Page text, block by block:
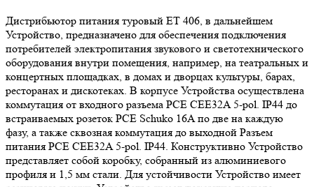
Дистрибьютор питания туровый ET 406, в дальнейшем
Устройство, предназначено для обеспечения подключения
потребителей электропитания звукового и светотехнического
оборудования внутри помещения, например, на театральных и
концертных площадках, в домах и дворцах культуры, барах,
ресторанах и дискотеках. В корпусе Устройства осуществлена
коммутация от входного разъема PCE CEE32A 5-pol. IP44 до
встраиваемых розеток PCE Schuko 16A по две на каждую
фазу, а также сквозная коммутация до выходной Разъем
питания PCE CEE32A 5-pol. IP44. Конструктивно Устройство
представляет собой коробку, собранный из алюминиевого
профиля и 1,5 мм стали. Для устойчивости Устройство имеет